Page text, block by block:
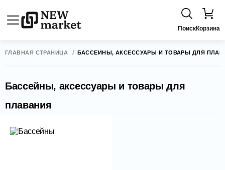
ПоискКорзина
ГЛАВНАЯ СТРАНИЦА БАССЕЙНЫ, АКСЕССУАРЫ И ТОВАРЫ ДЛЯ
Бассейны, аксессуары и товары для
плавания